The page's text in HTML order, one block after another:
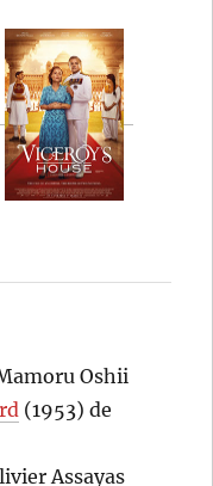
Oshii
(1953) de
Assayas